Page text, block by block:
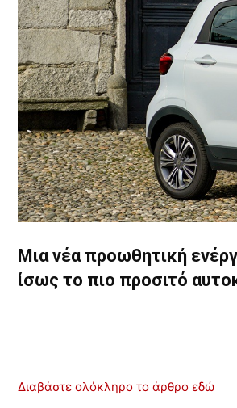
Μια νέα προωθητική
ίσως το πιο προσιτό
Διαβάστε ολόκληρο το άρθρο εδώ